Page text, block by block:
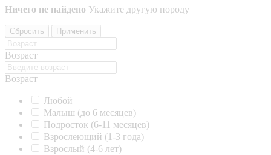
Ничего не найдено Укажите другую породу
Сбросить Применить
Возраст
Возраст
Любой
Малыш (до 6 месяцев)
Подросток (6-11 месяцев)
Взрослеющий (1-3 года)
Взрослый (4-6 лет)